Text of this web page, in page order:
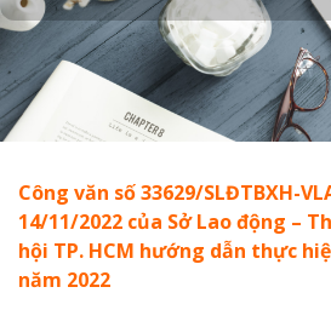
Công văn số 33629/SLĐTBXH-
14/11/2022 của Sở Lao động –
hội TP. HCM hướng dẫn thực
năm 2022